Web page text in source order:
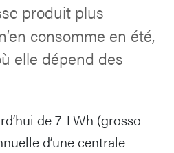
produit plus
consomme en été,
elle dépend des
de 7 TWh (grosso
d’une centrale